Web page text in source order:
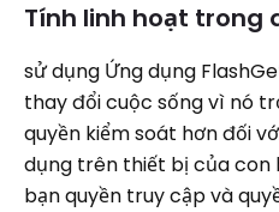
Tính linh hoạt trong
sử dụng Ứng dụng
thay đổi cuộc sống vì nó
quyền kiểm soát hơn đối
dụng trên thiết bị của con
bạn quyền truy cập và